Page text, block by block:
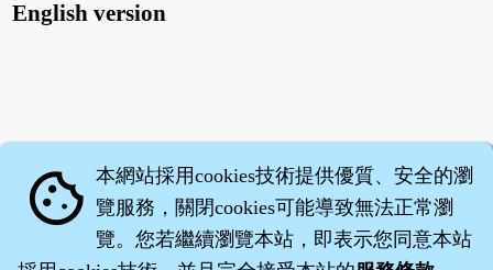
English version
cookie 本網站採用cookies技術提供優質、安全的瀏
覽服務，關閉cookies可能導致無法正常瀏
覽。您若繼續瀏覽本站，即表示您同意本站